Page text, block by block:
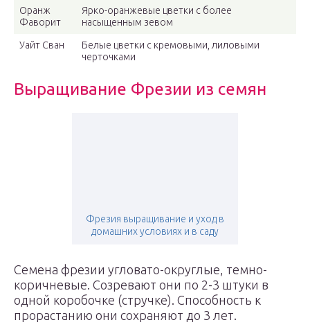
Оранж
Фаворит
Ярко-оранжевые цветки с более
насыщенным зевом
Уайт Сван
Белые цветки с кремовыми, лиловыми
черточками
Выращивание Фрезии из семян
Фрезия выращивание и уход в
домашних условиях и в саду
Семена фрезии угловато-округлые, темно-
коричневые. Созревают они по 2-3 штуки в
одной коробочке (стручке). Способность к
прорастанию они сохраняют до 3 лет.